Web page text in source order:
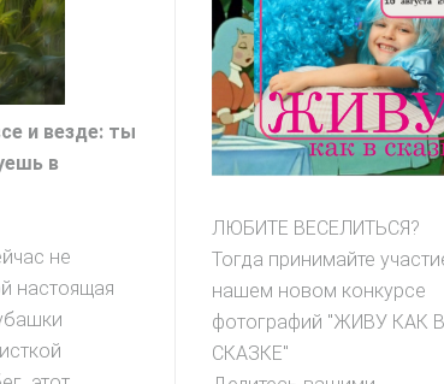
и везде: ты
в
не
настоящая
ЛЮБИТЕ ВЕСЕЛИТЬСЯ?
Тогда принимайте
нашем новом конкурсе
фотографий "ЖИВУ КАК В
СКАЗКЕ"